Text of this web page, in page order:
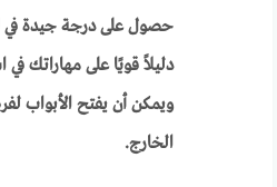
حصول على درجة جيدة في
دليلاً قويًا على مهاراتك في
ويمكن أن يفتح الأبواب
الخارج.